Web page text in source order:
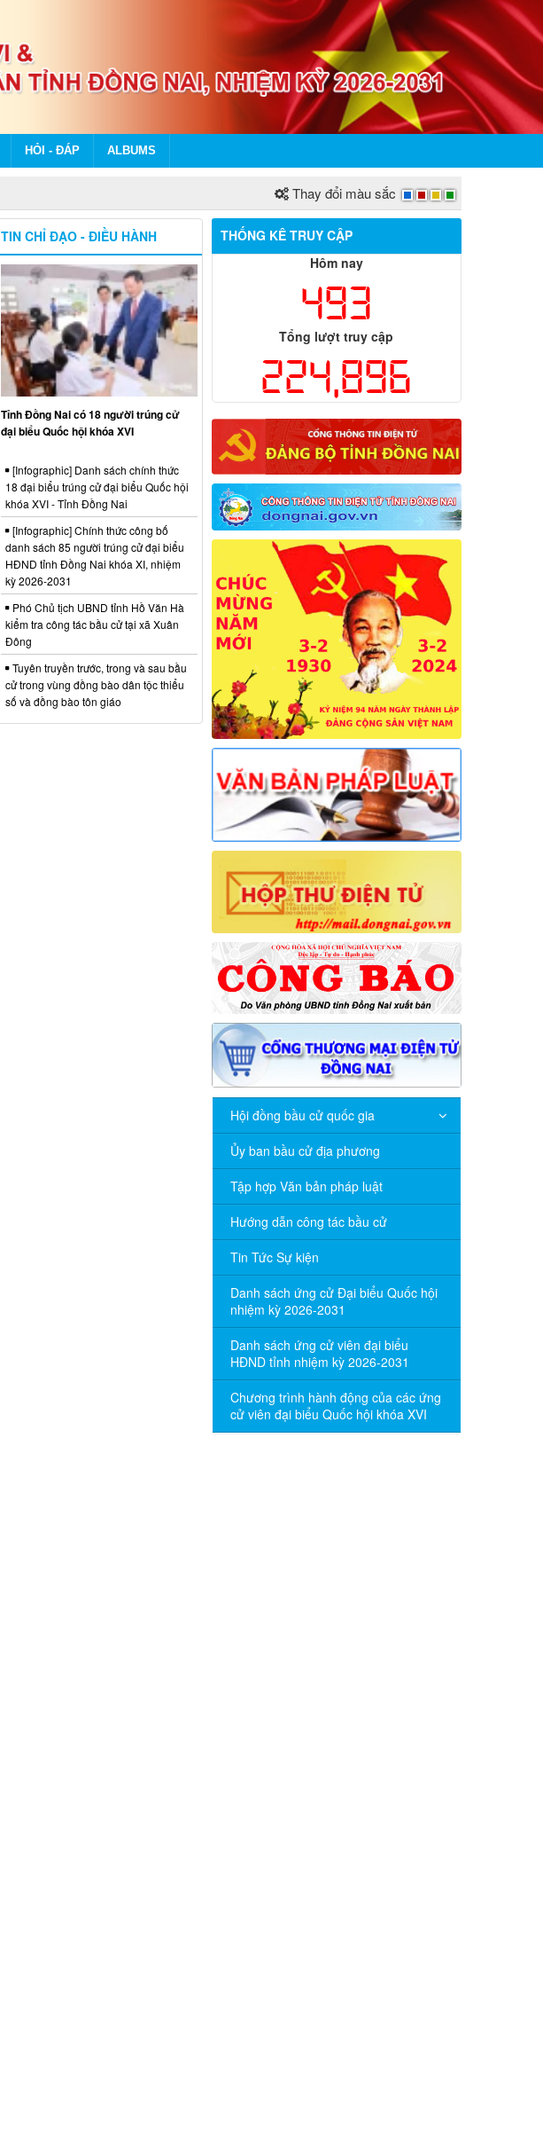
HỎI - ĐÁP ALBUMS
Thay đổi màu sắc
THỐNG KÊ TRUY CẬP
Hôm nay
493
Tổng lượt truy cập
224,896
Hội đồng bầu cử quốc gia
Ủy ban bầu cử địa phương
Tập hợp Văn bản pháp luật
Hướng dẫn công tác bầu cử
Tin Tức Sự kiện
Danh sách ứng cử Đại biểu Quốc hội
nhiệm kỳ 2026-2031
Danh sách ứng cử viên đại biểu
HĐND tỉnh nhiệm kỳ 2026-2031
Chương trình hành động của các ứng
cử viên đại biểu Quốc hội khóa XVI
TIN CHỈ ĐẠO - ĐIỀU HÀNH
Tỉnh Đồng Nai có 18 người trúng cử
đại biểu Quốc hội khóa XVI
[Infographic] Danh sách chính thức
18 đại biểu trúng cử đại biểu Quốc hội
khóa XVI - Tỉnh Đồng Nai
[Infographic] Chính thức công bố
danh sách 85 người trúng cử đại biểu
HĐND tỉnh Đồng Nai khóa XI, nhiệm
kỳ 2026-2031
Phó Chủ tịch UBND tỉnh Hồ Văn Hà
kiểm tra công tác bầu cử tại xã Xuân
Đông
Tuyên truyền trước, trong và sau bầu
cử trong vùng đồng bào dân tộc thiểu
số và đồng bào tôn giáo